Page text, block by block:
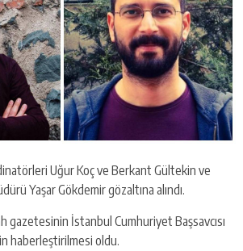
Uğur Koç ve Berkant Gültekin ve
Yaşar Gökdemir gözaltına alındı.
gazetesinin İstanbul Cumhuriyet Başsavcısı
haberleştirilmesi oldu.